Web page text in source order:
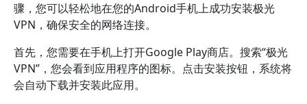
骤，您可以轻松地在您的Android手机上成功安装极光
VPN，确保安全的网络连接。
首先，您需要在手机上打开Google Play商店。搜索“极光
VPN”，您会看到应用程序的图标。点击安装按钮，系统将
会自动下载并安装此应用。